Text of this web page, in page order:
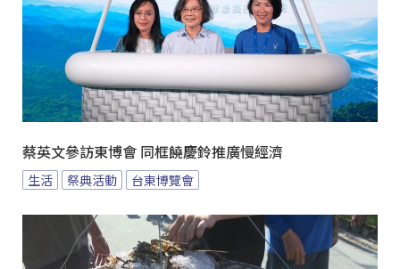
蔡英文參訪東博會 同框饒慶鈴推廣慢經濟
生活 祭典活動 台東博覽會